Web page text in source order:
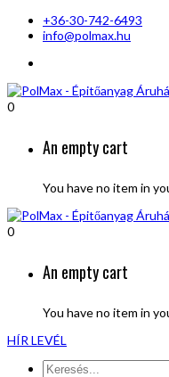
+36-30-742-6493
info@polmax.hu
0
An empty cart
You have no item in
0
An empty cart
You have no item in
HÍR LEVÉL